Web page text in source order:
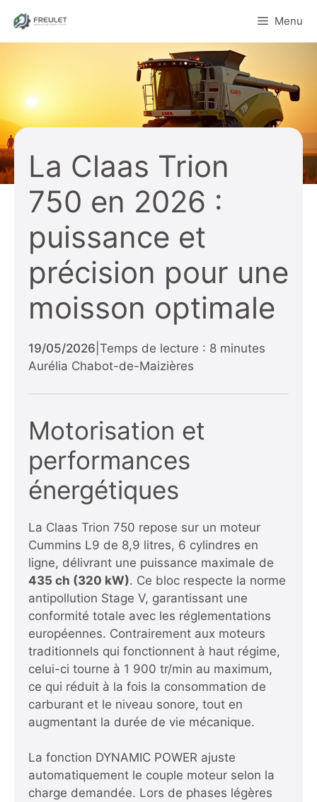
contenu
Menu
La Claas Trion
750 en 2026 :
puissance et
précision pour une
moisson optimale
19/05/2026 Temps de lecture : 8 minutes
Aurélia Chabot-de-Maizières
Motorisation et
performances
énergétiques
La Claas Trion 750 repose sur un moteur
Cummins L9 de 8,9 litres, 6 cylindres en
ligne, délivrant une puissance maximale de
435 ch (320 kW). Ce bloc respecte la norme
antipollution Stage V, garantissant une
conformité totale avec les réglementations
européennes. Contrairement aux moteurs
traditionnels qui fonctionnent à haut régime,
celui-ci tourne à 1 900 tr/min au maximum,
ce qui réduit à la fois la consommation de
carburant et le niveau sonore, tout en
augmentant la durée de vie mécanique.
La fonction DYNAMIC POWER ajuste
automatiquement le couple moteur selon la
charge demandée. Lors de phases légères